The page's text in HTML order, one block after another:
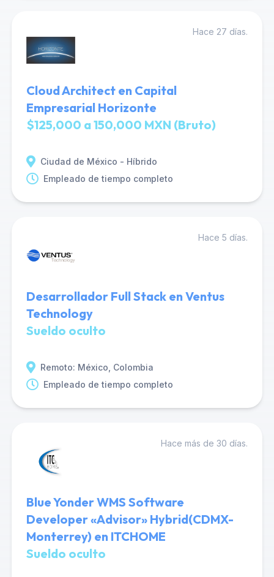
Hace 27 días.
Cloud Architect en Capital
Empresarial Horizonte
$125,000 a 150,000 MXN (Bruto)
Ciudad de México - Híbrido
Empleado de tiempo completo
Hace 5 días.
Desarrollador Full Stack en Ventus
Technology
Sueldo oculto
Remoto: México, Colombia
Empleado de tiempo completo
Hace más de 30 días.
Blue Yonder WMS Software
Developer «Advisor» Hybrid(CDMX-
Monterrey) en ITCHOME
Sueldo oculto